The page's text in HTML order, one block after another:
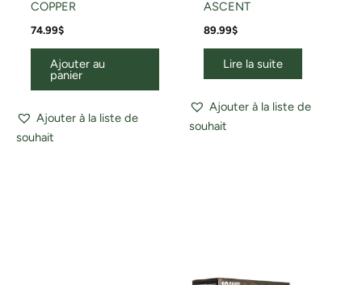
COPPER
74.99$
Ajouter au
panier
Ajouter à la liste de
souhait
ASCENT
89.99$
Lire la suite
Ajouter à la liste de
souhait